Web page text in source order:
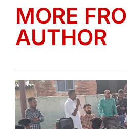
MORE
AUTHOR